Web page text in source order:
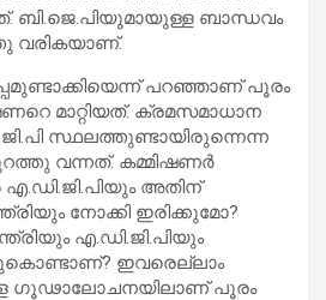
ബി.ജെ.പിയുമായുള്ള ബാന്ധവം
വരികയാണ്.
പറഞ്ഞാണ് പൂരം
മാറ്റിയത്. ക്രമസമാധാന
സ്ഥലത്തുണ്ടായിരുന്നെന്ന
വന്നത്. കമ്മിഷണര്‍
എ.ഡി.ജി.പിയും അതിന്
നോക്കി ഇരിക്കുമോ?
എ.ഡി.ജി.പിയും
ഇവരെല്ലാം
ഗൂഢാലോചനയിലാണ് പൂരം